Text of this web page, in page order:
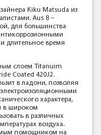
Kiku Matsuda из
Aus 8 –
для большинства
и длительное время
слоем Titanuim
Coated 420J2.
в ладони, позволяя
характера,
в широком
в различных
воздуха.
помощником на